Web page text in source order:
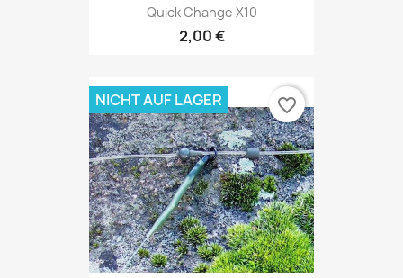
Quick Change X10
2,00 €
NICHT AUF LAGER favorite_border